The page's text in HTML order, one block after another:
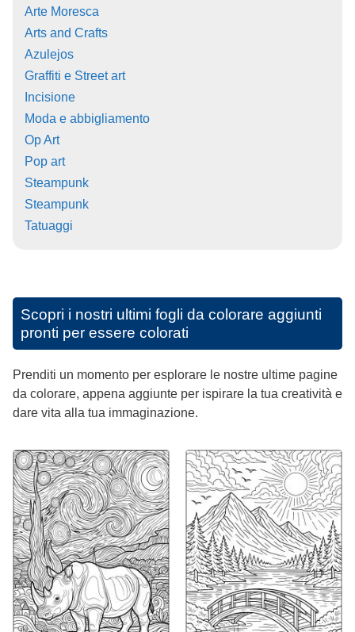
Arte Moresca
Arts and Crafts
Azulejos
Graffiti e Street art
Incisione
Moda e abbigliamento
Op Art
Pop art
Steampunk
Steampunk
Tatuaggi
Scopri i nostri ultimi fogli da colorare aggiunti
pronti per essere colorati
Prenditi un momento per esplorare le nostre ultime pagine
da colorare, appena aggiunte per ispirare la tua creatività e
dare vita alla tua immaginazione.